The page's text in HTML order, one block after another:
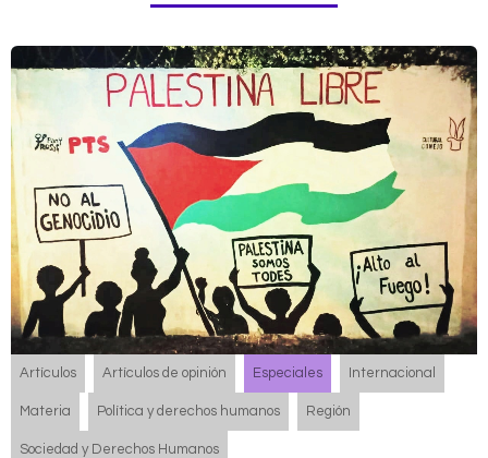
Artículos Artículos de opinión Especiales Internacional
Materia Política y derechos humanos Región
Sociedad y Derechos Humanos